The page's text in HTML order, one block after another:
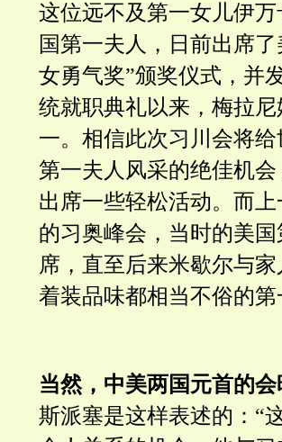
这位远不及第一女儿伊万
国第一夫人，日前出席
女勇气奖”颁奖仪式，并
统就职典礼以来，梅拉
一。相信此次习川会将
第一夫人风采的绝佳机
出席一些轻松活动。而
的习奥峰会，当时的美
席，直至后来米歇尔与
着装品味都相当不俗的
当然，中美两国元首的
斯派塞是这样表述的：“